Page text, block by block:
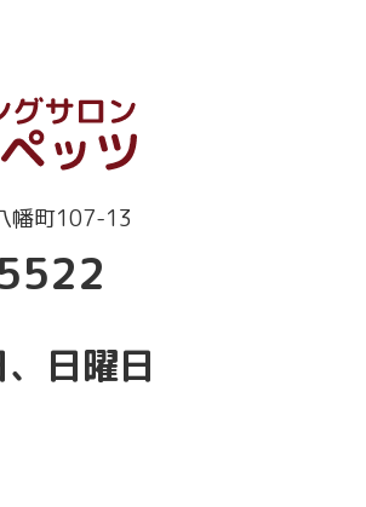
幡町107-13
日曜日